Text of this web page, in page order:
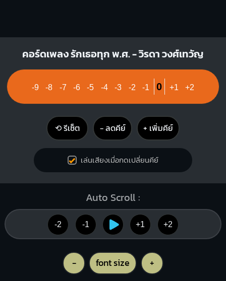
O O O O
1
1
คอร์ดเพลง รักเธอทุก พ.ศ. - วิรดา วงศ์เทวัญ
-9 -8 -7 -6 -5 -4 -3 -2 -1 0 +1 +2
⟲ รีเซ็ต − ลดคีย์ + เพิ่มคีย์
เล่นเสียงเมื่อกดเปลี่ยนคีย์
Auto Scroll :
-2 -1 +1 +2
- font size +